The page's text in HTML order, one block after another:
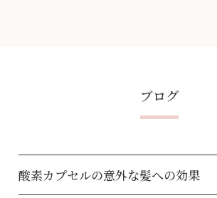
ブログ
酸素カプセルの意外な髪への効果